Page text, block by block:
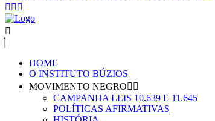
HOME
O INSTITUTO BÚZIOS
MOVIMENTO NEGRO
CAMPANHA LEIS 10.639 E 11.645
POLÍTICAS AFIRMATIVAS